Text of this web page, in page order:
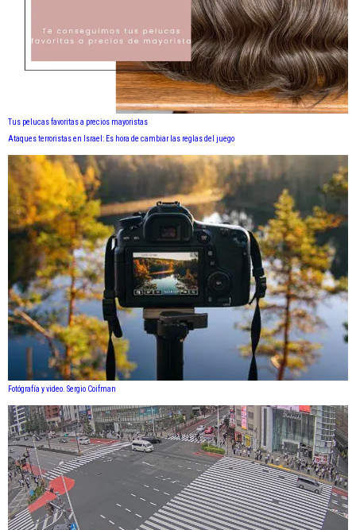
Tus pelucas favoritas a precios mayoristas
Ataques terroristas en Israel: Es hora de cambiar las reglas del juego
Fotógrafía y video. Sergio Coifman